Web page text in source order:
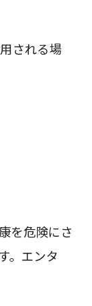
される場
を危険にさ
。エンタ